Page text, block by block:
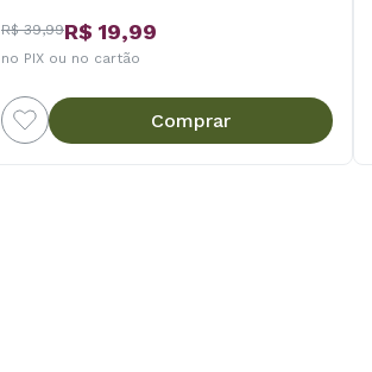
R$ 39,99R$ 19,99
no PIX ou no cartão
Comprar